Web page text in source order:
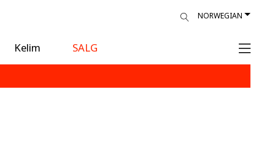
NORWEGIAN
Kelim
SALG